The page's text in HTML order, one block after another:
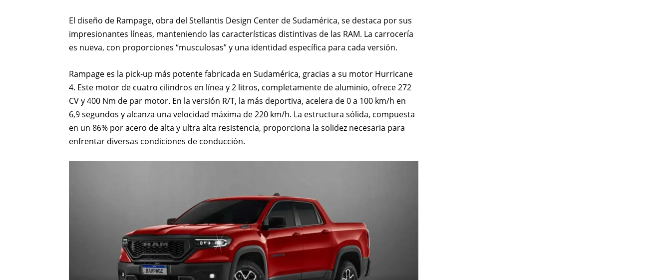
El diseño de Rampage, obra del Stellantis Design Center de Sudamérica, se destaca por sus
impresionantes líneas, manteniendo las características distintivas de las RAM. La carrocería
es nueva, con proporciones “musculosas” y una identidad específica para cada versión.
Rampage es la pick-up más potente fabricada en Sudamérica, gracias a su motor Hurricane
4. Este motor de cuatro cilindros en línea y 2 litros, completamente de aluminio, ofrece 272
CV y 400 Nm de par motor. En la versión R/T, la más deportiva, acelera de 0 a 100 km/h en
6,9 segundos y alcanza una velocidad máxima de 220 km/h. La estructura sólida, compuesta
en un 86% por acero de alta y ultra alta resistencia, proporciona la solidez necesaria para
enfrentar diversas condiciones de conducción.